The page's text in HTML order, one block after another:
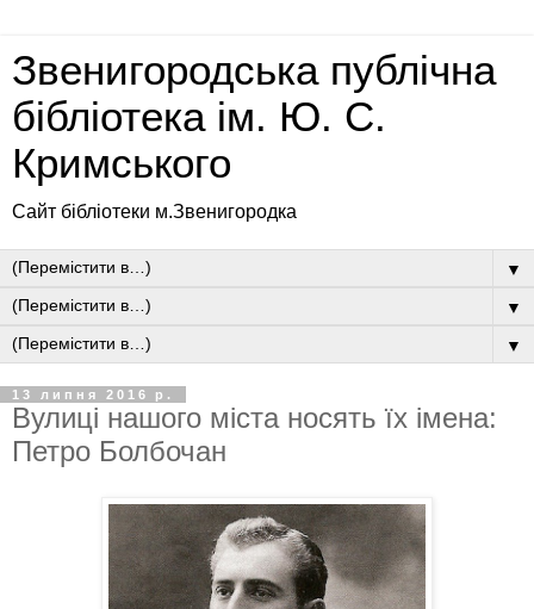
Звенигородська публічна
бібліотека ім. Ю. С.
Кримського
Сайт бібліотеки м.Звенигородка
▼
▼
▼
13 липня 2016 р.
Вулиці нашого міста носять їх імена:
Петро Болбочан